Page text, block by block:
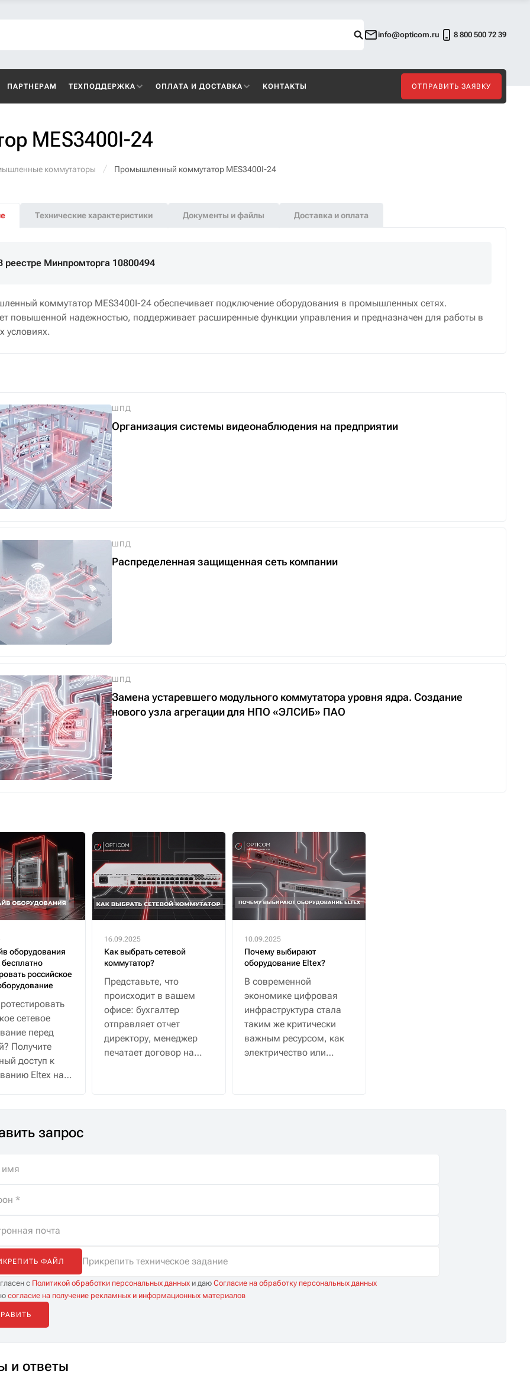
info@opticom.ru 8 800 500 72 39
ПАРТНЕРАМ ТЕХПОДДЕРЖКА ОПЛАТА И ДОСТАВКА КОНТАКТЫ ОТПРАВИТЬ ЗАЯВКУ
MES3400I-24
коммутаторы Промышленный коммутатор MES3400I-24
Технические характеристики Документы и файлы Доставка и оплата
реестре Минпромторга 10800494
коммутатор MES3400I-24 обеспечивает подключение оборудования в промышленных сетях.
повышенной надежностью, поддерживает расширенные функции управления и предназначен для работы в
условиях.
ШПД
Организация системы видеонаблюдения на предприятии
ШПД
Распределенная защищенная сеть компании
ШПД
Замена устаревшего модульного коммутатора уровня ядра. Создание
нового узла агрегации для НПО «ЭЛСИБ» ПАО
оборудования
бесплатно
российское
сетевое
перед
Получите
доступ к
Eltex на
бесплатная
16.09.2025
Как выбрать сетевой
коммутатор?
Представьте, что
происходит в вашем
офисе: бухгалтер
отправляет отчет
директору, менеджер
печатает договор на
10.09.2025
Почему выбирают
оборудование Eltex?
В современной
экономике цифровая
инфраструктура стала
таким же критически
важным ресурсом, как
электричество или
запрос
ФАЙЛ Прикрепить техническое задание
с Политикой обработки персональных данных и даюСогласие на обработку персональных данных
согласие на получение рекламных и информационных материалов
и ответы